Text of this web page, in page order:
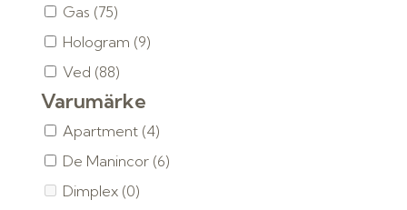
Gas (75)
Hologram (9)
Ved (88)
Varumärke
Apartment (4)
De Manincor (6)
Dimplex (0)